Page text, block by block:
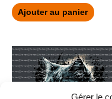
Gérer le
Ajouter au panier